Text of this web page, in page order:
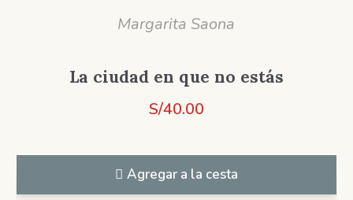
Margarita Saona
La ciudad en que no estás
S/40.00
Agregar a la cesta